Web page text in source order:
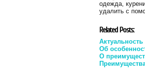
одежда,
удалить с
Related Posts:
Об
О